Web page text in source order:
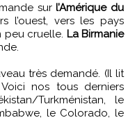
sur l’Amérique du
l’ouest, vers les pays
cruelle. La Birmanie
très demandé. (Il lit
nos tous derniers
Turkménistan, le
le Colorado, le